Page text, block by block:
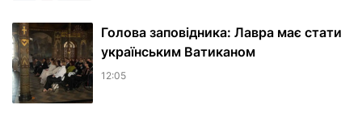
Голова заповідника: Лавра має стати
українським Ватиканом
12:05